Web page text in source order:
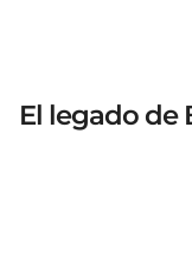
El legado de